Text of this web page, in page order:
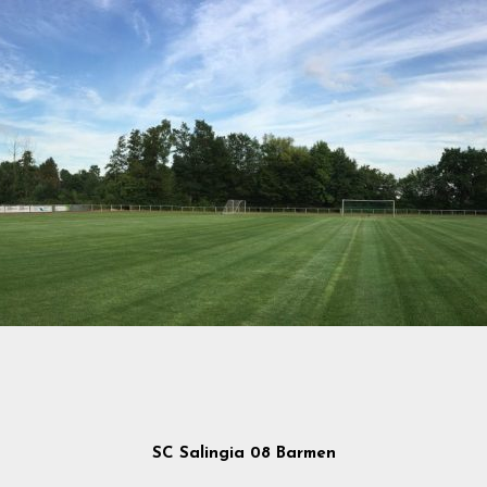
SC Salingia 08 Barmen